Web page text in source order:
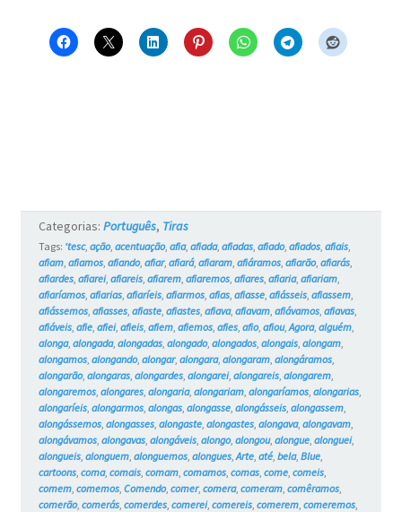
Blue
Categorias: Português, Tiras
Tags: ‘tesc, ação, acentuação, afia, afiada, afiadas, afiado, afiados, afiais,
afiam, afiamos, afiando, afiar, afiará, afiaram, afiáramos, afiarão, afiarás,
afiardes, afiarei, afiareis, afiarem, afiaremos, afiares, afiaria, afiariam,
afiaríamos, afiarias, afiaríeis, afiarmos, afias, afiasse, afiásseis, afiassem,
afiássemos, afiasses, afiaste, afiastes, afiava, afiavam, afiávamos, afiavas,
afiáveis, afie, afiei, afieis, afiem, afiemos, afies, afio, afiou, Agora, alguém,
alonga, alongada, alongadas, alongado, alongados, alongais, alongam,
alongamos, alongando, alongar, alongara, alongaram, alongáramos,
alongarão, alongaras, alongardes, alongarei, alongareis, alongarem,
alongaremos, alongares, alongaria, alongariam, alongaríamos, alongarias,
alongaríeis, alongarmos, alongas, alongasse, alongásseis, alongassem,
alongássemos, alongasses, alongaste, alongastes, alongava, alongavam,
alongávamos, alongavas, alongáveis, alongo, alongou, alongue, alonguei,
alongueis, alonguem, alonguemos, alongues, Arte, até, bela, Blue,
cartoons, coma, comais, comam, comamos, comas, come, comeis,
comem, comemos, Comendo, comer, comera, comeram, comêramos,
comerão, comerás, comerdes, comerei, comereis, comerem, comeremos,